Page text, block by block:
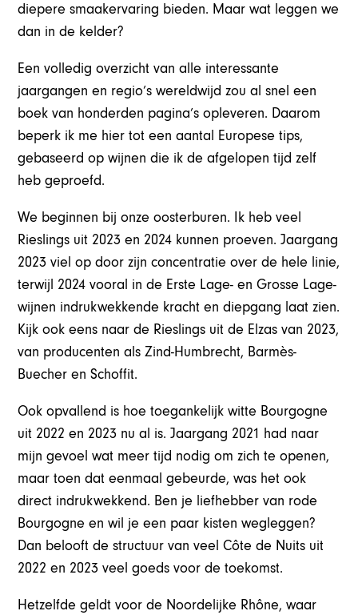
diepere smaakervaring bieden. Maar wat leggen we
dan in de kelder?
Een volledig overzicht van alle interessante
jaargangen en regio’s wereldwijd zou al snel een
boek van honderden pagina’s opleveren. Daarom
beperk ik me hier tot een aantal Europese tips,
gebaseerd op wijnen die ik de afgelopen tijd zelf
heb geproefd.
We beginnen bij onze oosterburen. Ik heb veel
Rieslings uit 2023 en 2024 kunnen proeven. Jaargang
2023 viel op door zijn concentratie over de hele linie,
terwijl 2024 vooral in de Erste Lage- en Grosse Lage-
wijnen indrukwekkende kracht en diepgang laat zien.
Kijk ook eens naar de Rieslings uit de Elzas van 2023,
van producenten als Zind-Humbrecht, Barmès-
Buecher en Schoffit.
Ook opvallend is hoe toegankelijk witte Bourgogne
uit 2022 en 2023 nu al is. Jaargang 2021 had naar
mijn gevoel wat meer tijd nodig om zich te openen,
maar toen dat eenmaal gebeurde, was het ook
direct indrukwekkend. Ben je liefhebber van rode
Bourgogne en wil je een paar kisten wegleggen?
Dan belooft de structuur van veel Côte de Nuits uit
2022 en 2023 veel goeds voor de toekomst.
Hetzelfde geldt voor de Noordelijke Rhône, waar